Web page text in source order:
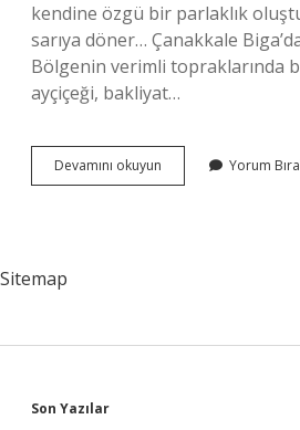
kendine özgü bir parlaklık
sarıya döner… Çanakkale
Bölgenin verimli topraklarında
ayçiçeği, bakliyat…
Devamını okuyun Çanakkale
Biga
Yorum
Sitemap
Son Yazılar